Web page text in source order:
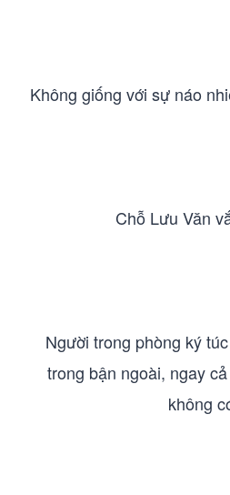
Không giống với sự náo
Chỗ Lưu Văn
Người trong phòng ký
trong bận ngoài, ngay
không